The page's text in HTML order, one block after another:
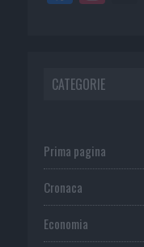
CATEGORIE
Prima pagina
Cronaca
Economia